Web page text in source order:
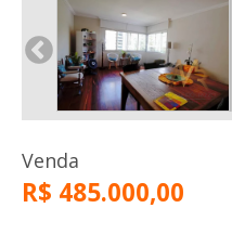
Venda
R$ 485.000,00